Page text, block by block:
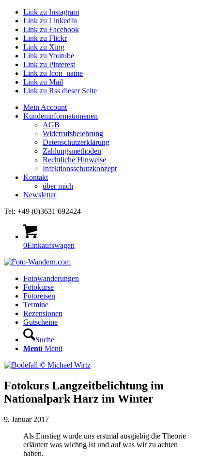
Link zu Instagram
Link zu LinkedIn
Link zu Facebook
Link zu Flickr
Link zu Xing
Link zu Youtube
Link zu Pinterest
Link zu Icon_name
Link zu Mail
Link zu Rss dieser Seite
Mein Account
Kundeninformationenen
AGB
Widerrufsbelehrung
Datenschutzerklärung
Zahlungsmethoden
Rechtliche Hinweise
Infektionsschutzkonzept
Kontakt
über mich
Newsletter
Tel: +49 (0)3631 692424
0Einkaufswagen
Fotowanderungen
Fotokurse
Fotoreisen
Termine
Rezensionen
Gutscheine
Suche
Menü Menü
Fotokurs Langzeitbelichtung im
Nationalpark Harz im Winter
9. Januar 2017
Als Einstieg wurde uns erstmal ausgiebig die Theorie
erläutert was wichtig ist und auf was wir zu achten
haben.